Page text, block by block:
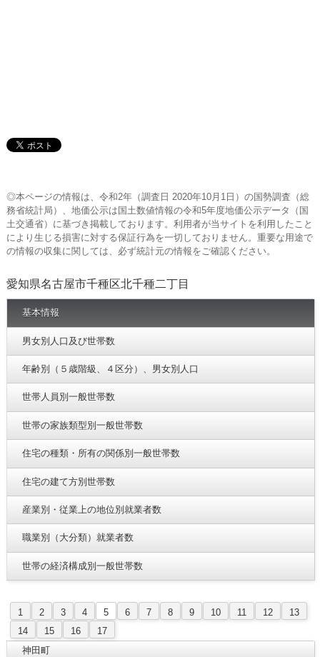
◎本ページの情報は、令和2年（調査日 2020年10月1日）の国勢調査（総
務省統計局）、地価公示は国土数値情報の令和5年度地価公示データ（国
土交通省）に基づき掲載しております。利用者が当サイトを利用したこと
により生じる損害に対する保証行為を一切しておりません。重要な用途で
の情報の収集に関しては、必ず統計元の情報をご確認ください。
愛知県名古屋市千種区北千種二丁目
基本情報
男女別人口及び世帯数
年齢別（５歳階級、４区分）、男女別人口
世帯人員別一般世帯数
世帯の家族類型別一般世帯数
住宅の種類・所有の関係別一般世帯数
住宅の建て方別世帯数
産業別・従業上の地位別就業者数
職業別（大分類）就業者数
世帯の経済構成別一般世帯数
1 2 3 4 5 6 7 8 9 10 11 12
13
14
15 16
17
神田町